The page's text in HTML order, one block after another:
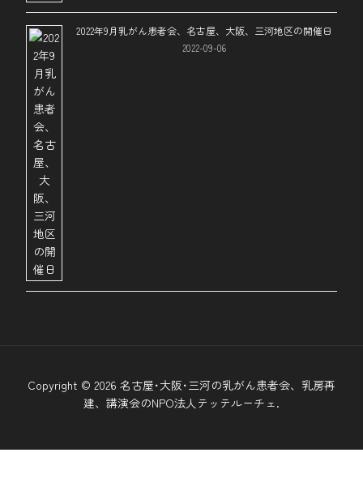
2022年9月乳がん患者会、名古屋、大阪、三河地区の開催日
2022-09-06
Copyright © 2026 名古屋･大阪･三河の乳がん患者会、乳房再
建、講演会のNPO法人テッテルーチェ.